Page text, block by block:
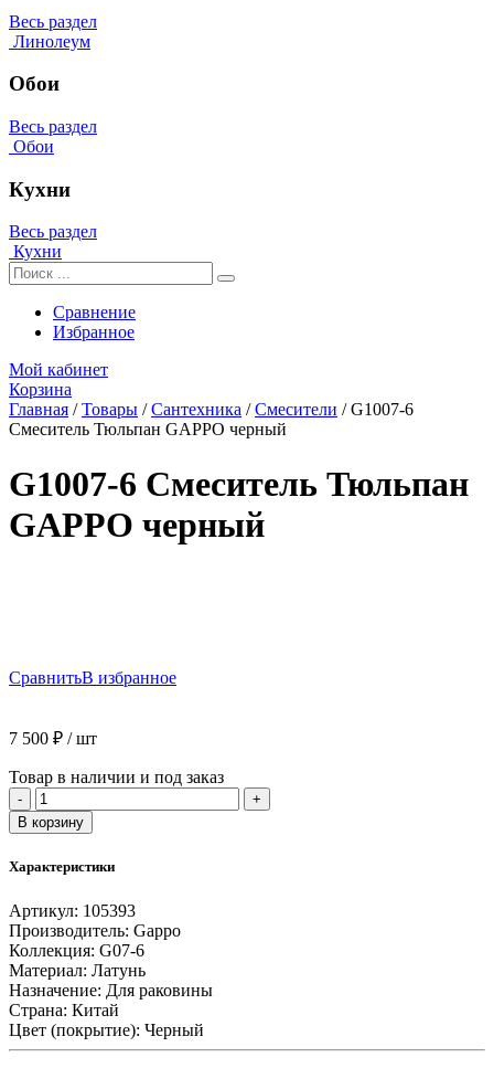
Весь раздел
Линолеум
Обои
Весь раздел
Обои
Кухни
Весь раздел
Кухни
Сравнение
Избранное
Мой кабинет
Корзина
Главная /Товары /Сантехника /Смесители /G1007-6
Смеситель Тюльпан GAPPO черный
G1007-6 Смеситель Тюльпан
GAPPO черный
СравнитьВ избранное
7 500 ₽ / шт
Товар в наличии и под заказ
-
Количество
товара
G1007-
Смеситель
GAPPO
черный
+
В корзину
Характеристики
Артикул: 105393
Производитель: Gappo
Коллекция: G07-6
Материал: Латунь
Назначение: Для раковины
Страна: Китай
Цвет (покрытие): Черный